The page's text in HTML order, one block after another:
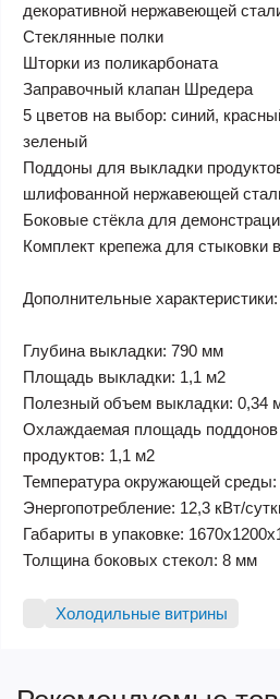
декоративной нержавеющей
Стеклянные полки
Шторки из поликарбоната
Заправочный клапан Шредера
5 цветов на выбор: синий,
зеленый
Поддоны для выкладки
шлифованной нержавеющей
Боковые стёкла для
Комплект крепежа для стыковки
Дополнительные характеристики:
Глубина выкладки: 790 мм
Площадь выкладки: 1,1 м2
Полезный объем выкладки: 0,34
Охлаждаемая площадь поддонов
продуктов: 1,1 м2
Температура окружающей среды:
Энергопотребление: 12,3 кВт/
Габариты в упаковке:
Толщина боковых стекол: 8 мм
Холодильные витрины